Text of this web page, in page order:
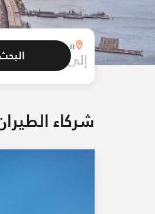
الوجهة إلى أين تريد
شركاء